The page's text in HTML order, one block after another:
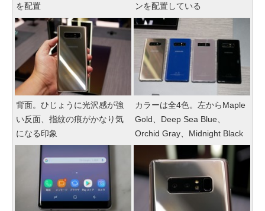
を配置
ンを配置している
背面。ひじょうに光沢感が強
い反面、指紋の痕がかなり気
になる印象
カラーは全4色。左からMaple
Gold、Deep Sea Blue、
Orchid Gray、Midnight Black